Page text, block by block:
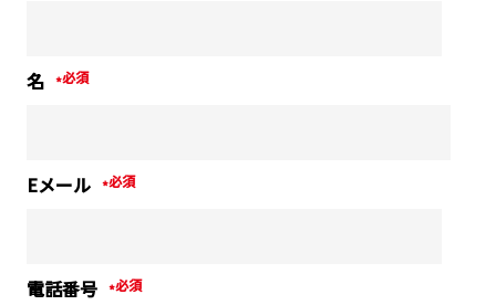
名 *
Eメール *
電話番号 *